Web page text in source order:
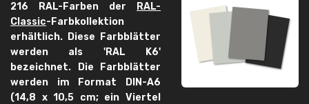
216 RAL-Farben der
RAL-
Classic-Farbkollektion
erhältlich. Diese Farbblätter
werden als 'RAL K6'
bezeichnet. Die Farbblätter
werden im Format DIN-A6
(14,8 x 10,5 cm; ein Viertel